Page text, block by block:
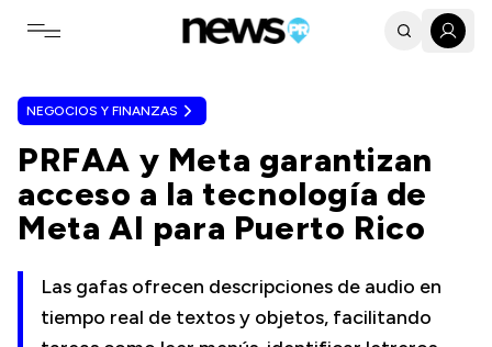
Toggle navigation menu
NEGOCIOS Y FINANZAS
PRFAA y Meta garantizan
acceso a la tecnología de
Meta AI para Puerto Rico
Las gafas ofrecen descripciones de audio en
tiempo real de textos y objetos, facilitando